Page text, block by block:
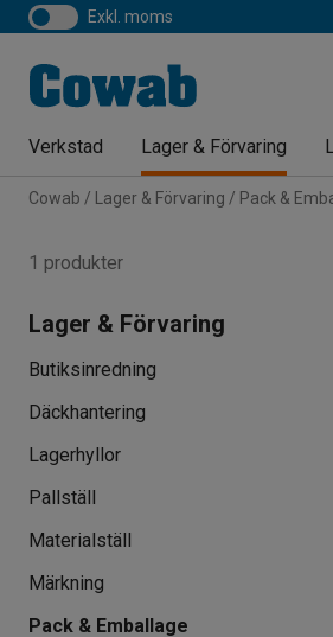
exkl. moms
Verkstad Lager & Förvaring
Cowab Lager & Förvaring Pack &
1 produkter
Lager & Förvaring
Butiksinredning
Däckhantering
Lagerhyllor
Pallställ
Materialställ
Märkning
Pack & Emballage